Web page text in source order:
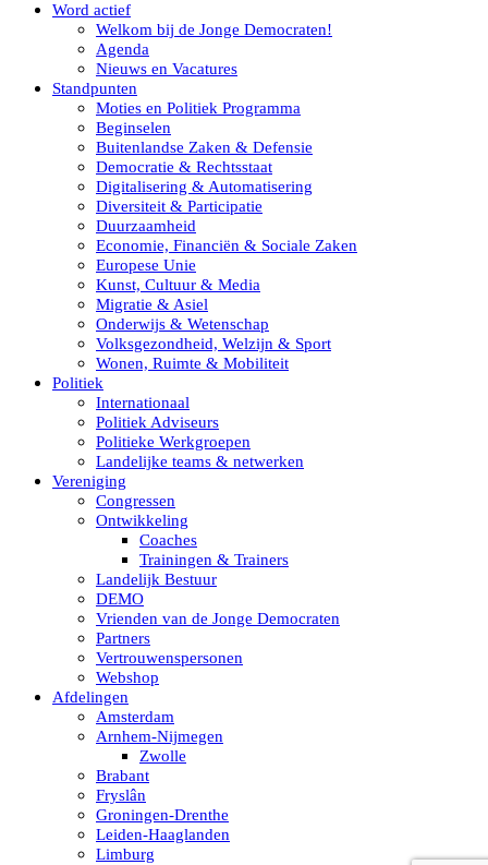
Word actief
Welkom bij de Jonge Democraten!
Agenda
Nieuws en Vacatures
Standpunten
Moties en Politiek Programma
Beginselen
Buitenlandse Zaken & Defensie
Democratie & Rechtsstaat
Digitalisering & Automatisering
Diversiteit & Participatie
Duurzaamheid
Economie, Financiën & Sociale Zaken
Europese Unie
Kunst, Cultuur & Media
Migratie & Asiel
Onderwijs & Wetenschap
Volksgezondheid, Welzijn & Sport
Wonen, Ruimte & Mobiliteit
Politiek
Internationaal
Politiek Adviseurs
Politieke Werkgroepen
Landelijke teams & netwerken
Vereniging
Congressen
Ontwikkeling
Coaches
Trainingen & Trainers
Landelijk Bestuur
DEMO
Vrienden van de Jonge Democraten
Partners
Vertrouwenspersonen
Webshop
Afdelingen
Amsterdam
Arnhem-Nijmegen
Zwolle
Brabant
Fryslân
Groningen-Drenthe
Leiden-Haaglanden
Limburg